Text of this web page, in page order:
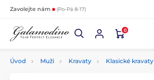
Zavolejte nám (Po-Pá 8-17)
0
Úvod Muži Kravaty Klasické kravaty